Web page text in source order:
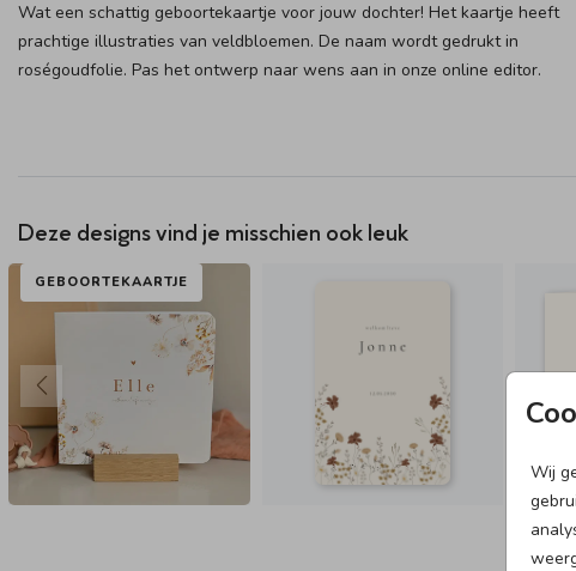
Wij
Wat een schattig geboortekaartje voor jouw dochter! Het kaartje heeft
prachtige illustraties van veldbloemen. De naam wordt gedrukt in
roségoudfolie. Pas het ontwerp naar wens aan in onze online editor.
Deze designs vind je misschien ook leuk
GEBOORTEKAARTJE